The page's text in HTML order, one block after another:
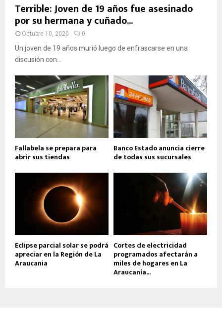
Terrible: Joven de 19 años fue asesinado
por su hermana y cuñado...
Octubre 10, 2020 0
Un joven de 19 años murió luego de enfrascarse en una
discusión con...
Fallabela se prepara para
abrir sus tiendas
Banco Estado anuncia cierre
de todas sus sucursales
Eclipse parcial solar se podrá
apreciar en la Región de La
Araucania
Cortes de electricidad
programados afectarán a
miles de hogares en La
Araucanía...